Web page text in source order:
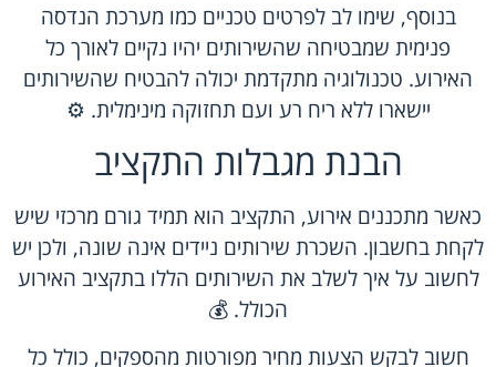
בנוסף, שימו לב לפרטים טכניים כמו מערכת הנדסה
פנימית שמבטיחה שהשירותים יהיו נקיים לאורך כל
האירוע. טכנולוגיה מתקדמת יכולה להבטיח שהשירותים
יישארו ללא ריח רע ועם תחזוקה מינימלית. ⚙️
הבנת מגבלות התקציב
כאשר מתכננים אירוע, התקציב הוא תמיד גורם מרכזי שיש
לקחת בחשבון. השכרת שירותים ניידים אינה שונה, ולכן יש
לחשוב על איך לשלב את השירותים הללו בתקציב האירוע
הכולל. 💰
חשוב לבקש הצעות מחיר מפורטות מהספקים, כולל כל